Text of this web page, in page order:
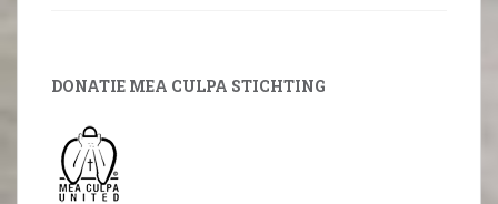
DONATIE MEA CULPA STICHTING